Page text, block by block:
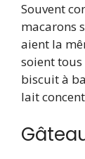
Souvent
macarons
aient la
soient
biscuit à
lait